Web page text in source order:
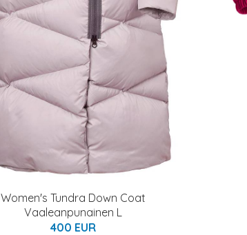
Women's Tundra Down Coat
Vaaleanpunainen L
400 EUR